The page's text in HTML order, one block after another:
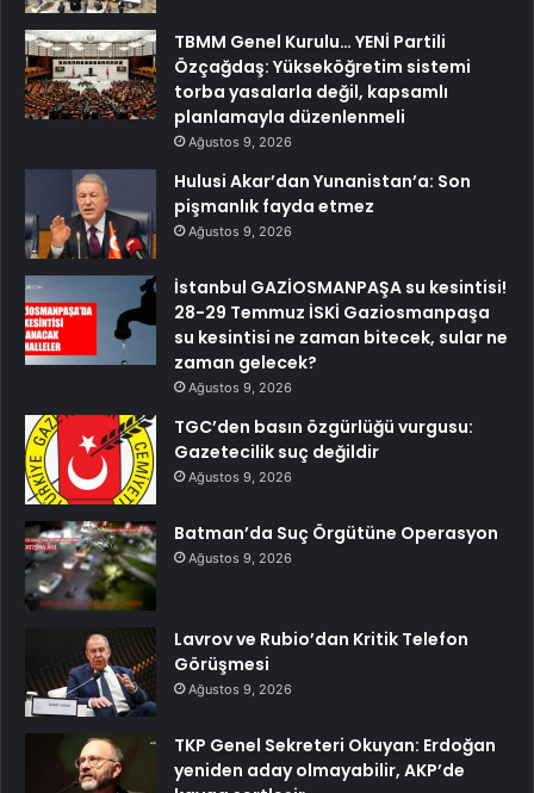
TBMM Genel Kurulu… YENİ Partili
Özçağdaş: Yükseköğretim sistemi
torba yasalarla değil, kapsamlı
planlamayla düzenlenmeli
Ağustos 9, 2026
Hulusi Akar’dan Yunanistan’a: Son
pişmanlık fayda etmez
Ağustos 9, 2026
İstanbul GAZİOSMANPAŞA su kesintisi!
28-29 Temmuz İSKİ Gaziosmanpaşa
su kesintisi ne zaman bitecek, sular ne
zaman gelecek?
Ağustos 9, 2026
TGC’den basın özgürlüğü vurgusu:
Gazetecilik suç değildir
Ağustos 9, 2026
Batman’da Suç Örgütüne Operasyon
Ağustos 9, 2026
Lavrov ve Rubio’dan Kritik Telefon
Görüşmesi
Ağustos 9, 2026
TKP Genel Sekreteri Okuyan: Erdoğan
yeniden aday olmayabilir, AKP’de